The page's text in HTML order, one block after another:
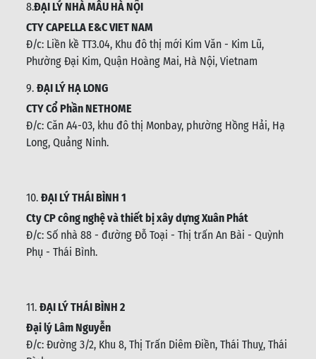
8.ĐẠI LÝ NHÀ MẪU HÀ NỘI
CTY CAPELLA E&C VIET NAM
Đ/c: Liền kề TT3.04, Khu đô thị mới Kim Văn - Kim Lũ,
Phường Đại Kim, Quận Hoàng Mai, Hà Nội, Vietnam
9. ĐẠI LÝ HẠ LONG
CTY Cổ Phần NETHOME
Đ/c: Căn A4-03, khu đô thị Monbay, phường Hồng Hải, Hạ
Long, Quảng Ninh.
10. ĐẠI LÝ THÁI BÌNH 1
Cty CP công nghệ và thiết bị xây dựng Xuân Phát
Đ/c: Số nhà 88 - đường Đỗ Toại - Thị trấn An Bài - Quỳnh
Phụ - Thái Bình.
11. ĐẠI LÝ THÁI BÌNH 2
Đại lý Lâm Nguyễn
Đ/c: Đường 3/2, Khu 8, Thị Trấn Diêm Điền, Thái Thuỵ, Thái